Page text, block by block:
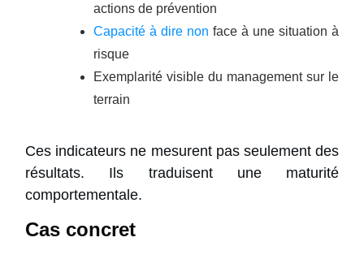
actions de prévention
Capacité à dire non face à une situation à
risque
Exemplarité visible du management sur le
terrain
Ces indicateurs ne mesurent pas seulement des
résultats. Ils traduisent une maturité
comportementale.
Cas concret